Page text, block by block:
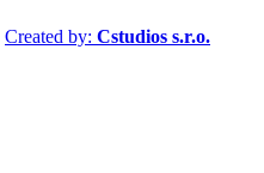
Created by: Cstudios s.r.o.